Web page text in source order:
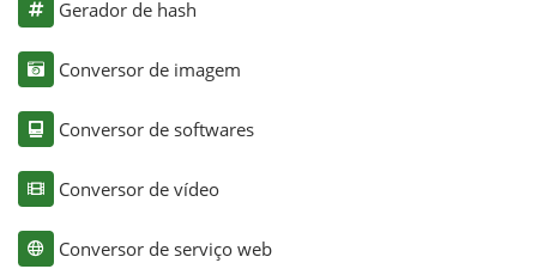
Gerador de hash
Conversor de imagem
Conversor de softwares
Conversor de vídeo
Conversor de serviço web